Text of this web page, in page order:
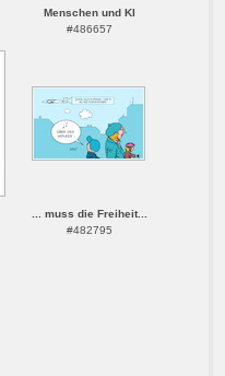
Menschen und KI
#486657
... muss die Freiheit...
#482795